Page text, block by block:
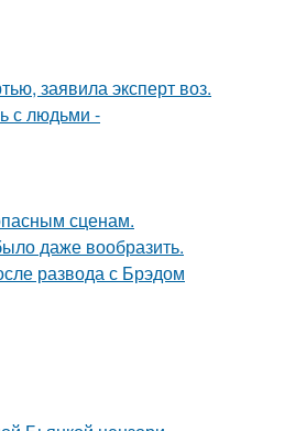
заявила эксперт воз.
с людьми -
сценам.
даже вообразить.
развода с Брэдом